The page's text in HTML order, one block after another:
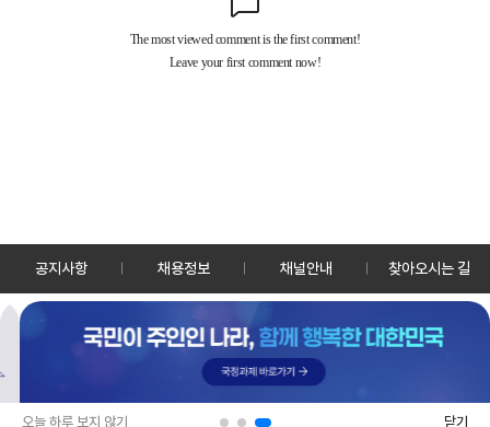
오늘 하루 보지 않기 닫기
공지사항 채용정보 채널안내 찾아오시는 길
30128 세종특별자치시 정부2청사로 13 한국정책방송원 KTV
TEL: 044-204-8000
Copyrightⓒ KTV 국민방송 All Rights Reserved.